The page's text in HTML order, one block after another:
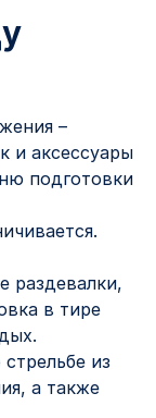
–
и аксессуары
подготовки
раздевалки,
в тире
из
а также